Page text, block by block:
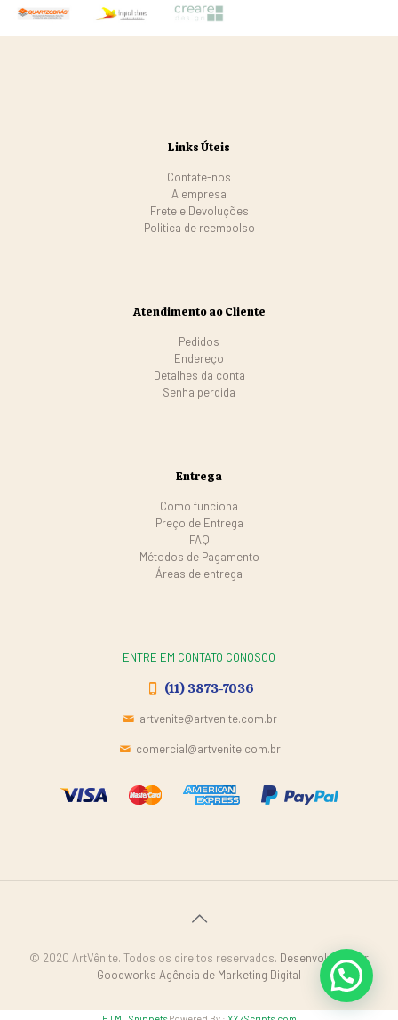
Links Úteis
Contate-nos
A empresa
Frete e Devoluções
Politica de reembolso
Atendimento ao Cliente
Pedidos
Endereço
Detalhes da conta
Senha perdida
Entrega
Como funciona
Preço de Entrega
FAQ
Métodos de Pagamento
Áreas de entrega
ENTRE EM CONTATO CONOSCO
(11) 3873-7036
artvenite@artvenite.com.br
comercial@artvenite.com.br
© 2020 ArtVênite. Todos os direitos reservados. Desenvolvido por
Goodworks Agência de Marketing Digital